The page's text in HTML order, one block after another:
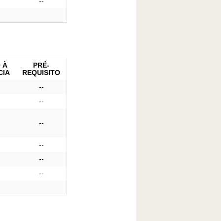
À
PRÉ-
REQUISITO
--
--
--
--
--
--